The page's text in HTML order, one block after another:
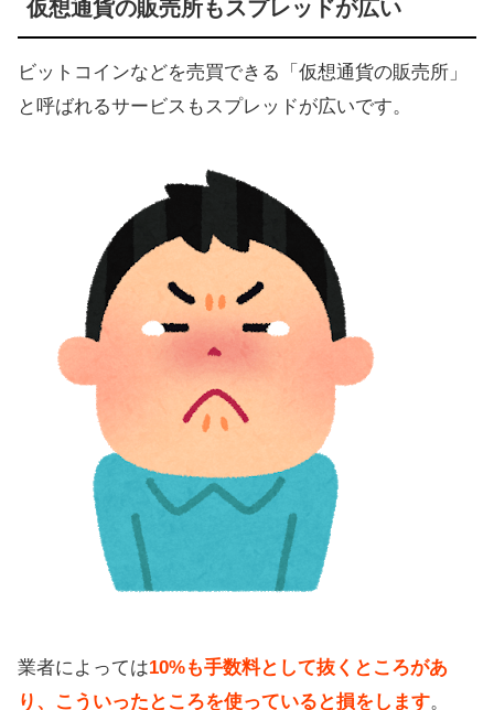
仮想通貨の販売所もスプレッドが広い
ビットコインなどを売買できる「仮想通貨の販売所」
と呼ばれるサービスもスプレッドが広いです。
業者によっては10%も手数料として抜くところがあ
り、こういったところを使っていると損をします。